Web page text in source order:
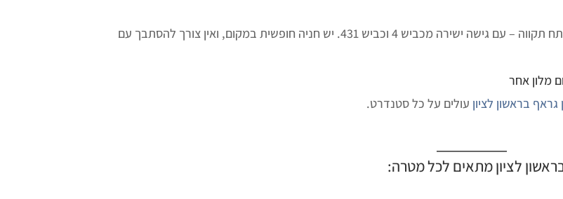
– רק כ־20 דקות נסיעה מפתח תקווה – עם גישה ישירה מכביש 4 וכביש 431. יש חניה חופשית במקום, ואין צורך להסתבך עם
מלון אחר
גראף בראשון לציון עולים על כל סטנדרט.
לציוןמתאים לכל מטרה: